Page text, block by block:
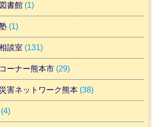
書館 (1)
(1)
談室 (131)
ーナー熊本市 (29)
害ネットワーク熊本 (38)
(4)